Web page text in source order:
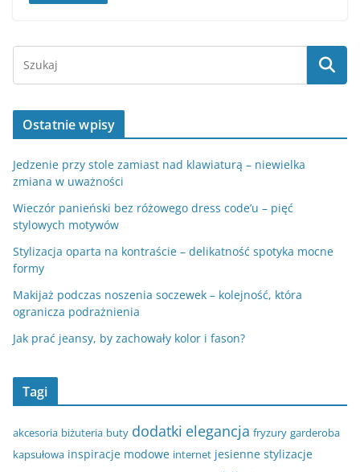
Ostatnie wpisy
Jedzenie przy stole zamiast nad klawiaturą – niewielka
zmiana w uważności
Wieczór panieński bez różowego dress code’u – pięć
stylowych motywów
Stylizacja oparta na kontraście – delikatność spotyka mocne
formy
Makijaż podczas noszenia soczewek – kolejność, która
ogranicza podrażnienia
Jak prać jeansy, by zachowały kolor i fason?
Tagi
akcesoria biżuteria buty dodatki elegancja fryzury garderoba
kapsułowa inspiracje modowe internet jesienne stylizacje